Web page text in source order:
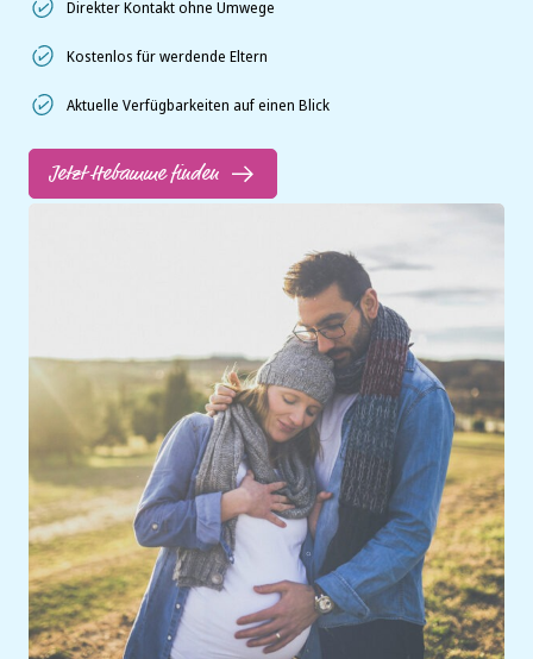
Direkter Kontakt ohne Umwege
Kostenlos für werdende Eltern
Aktuelle Verfügbarkeiten auf einen Blick
Jetzt Hebamme finden